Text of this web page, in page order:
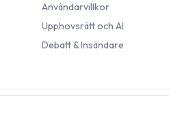
Användarvillkor
Upphovsrätt och AI
Debatt & Insändare